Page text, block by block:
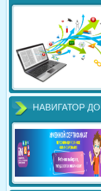
НАВИГАТОР ДО